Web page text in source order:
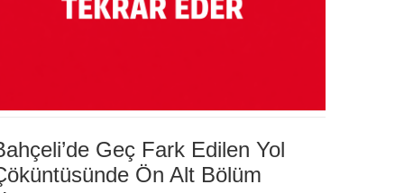
Geç Fark Edilen Yol
Ön Alt Bölüm